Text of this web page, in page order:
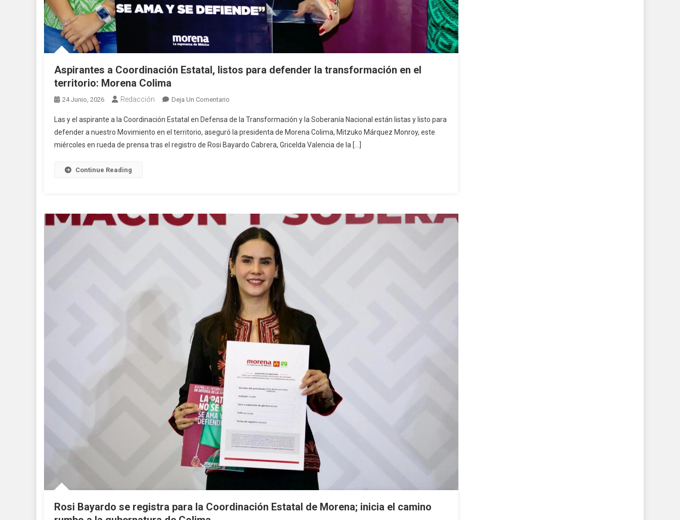
Aspirantes a Coordinación Estatal, listos para defender la transformación en el
territorio: Morena Colima
24 Junio, 2026 Redacción Deja Un Comentario
A
Coordinación
Estatal,
En
Territorio:
Morena
Colima
Las y el aspirante a la Coordinación Estatal en Defensa de la Transformación y la Soberanía Nacional están listas y listo para
defender a nuestro Movimiento en el territorio, aseguró la presidenta de Morena Colima, Mitzuko Márquez Monroy, este
miércoles en rueda de prensa tras el registro de Rosi Bayardo Cabrera, Gricelda Valencia de la […]
Continue Reading
Rosi Bayardo se registra para la Coordinación Estatal de Morena; inicia el camino